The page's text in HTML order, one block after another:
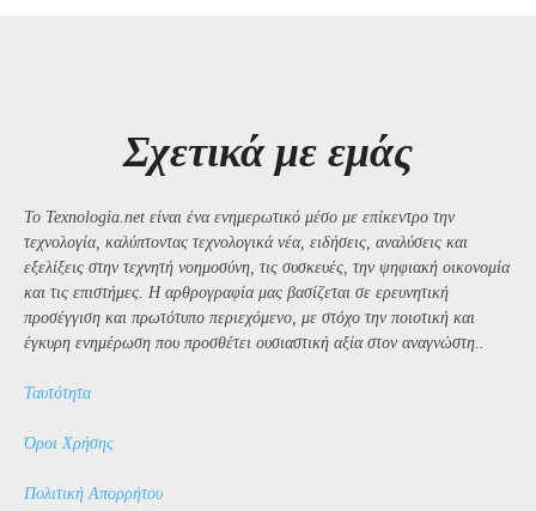
Σχετικά με εμάς
Το Texnologia.net είναι ένα ενημερωτικό μέσο με επίκεντρο την
τεχνολογία, καλύπτοντας τεχνολογικά νέα, ειδήσεις, αναλύσεις και
εξελίξεις στην τεχνητή νοημοσύνη, τις συσκευές, την ψηφιακή οικονομία
και τις επιστήμες. Η αρθρογραφία μας βασίζεται σε ερευνητική
προσέγγιση και πρωτότυπο περιεχόμενο, με στόχο την ποιοτική και
έγκυρη ενημέρωση που προσθέτει ουσιαστική αξία στον αναγνώστη..
Ταυτότητα
Όροι Χρήσης
Πολιτική Απορρήτου